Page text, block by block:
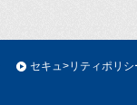
セキュ>リティポリシ